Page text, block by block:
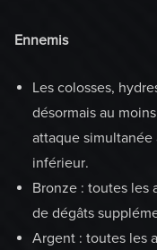
Ennemis
Les colosses,
désormais au
attaque
inférieur.
Bronze : toutes les
de dégâts
Argent : toutes les